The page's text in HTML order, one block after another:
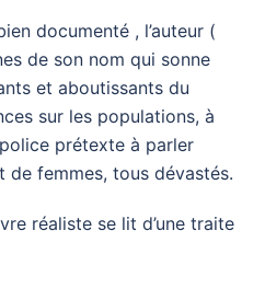
documenté , l’auteur (
de son nom qui sonne
et aboutissants du
sur les populations, à
prétexte à parler
de femmes, tous dévastés.
réaliste se lit d’une traite